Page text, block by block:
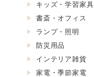
キッズ・学習家具
書斎・オフィス
ランプ・照明
防災用品
インテリア雑貨
家電・季節家電